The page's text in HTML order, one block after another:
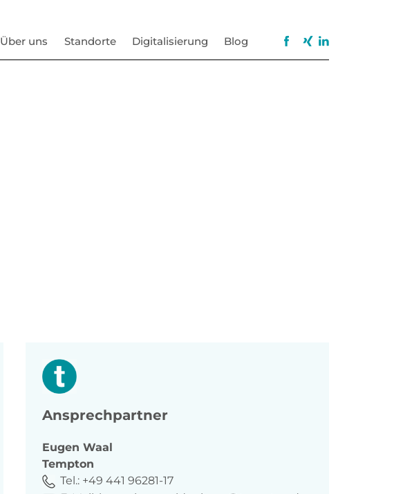
Über uns Standorte Digitalisierung Blog
Ansprechpartner
Eugen Waal
Tempton
Tel.: +49 441 96281-17